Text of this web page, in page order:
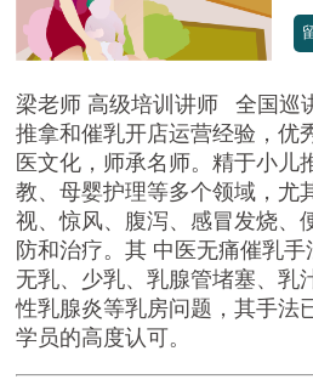
梁老师 高级培训讲师 全国巡
推拿和催乳开店运营经验，优
医文化，师承名师。精于小儿
教、母婴护理等多个领域，尤
视、惊风、腹泻、感冒发烧、
防和治疗。其 中医无痛催乳
无乳、少乳、乳腺管堵塞、乳
性乳腺炎等乳房问题，其手法
学员的高度认可。